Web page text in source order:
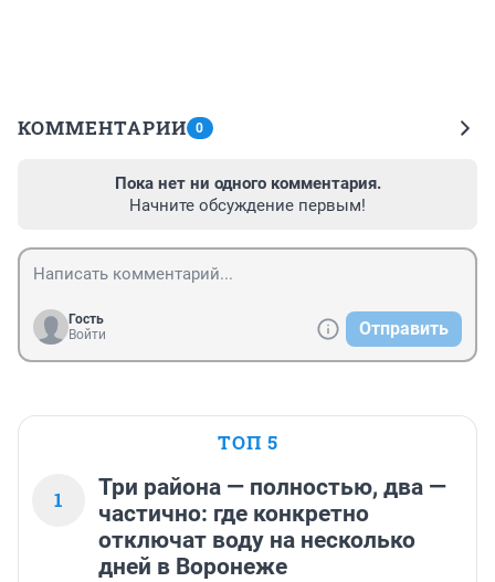
КОММЕНТАРИИ 0
Пока нет ни одного комментария.
Начните обсуждение первым!
Гость
Войти
Отправить
ТОП 5
1
Три района — полностью, два —
частично: где конкретно
отключат воду на несколько
дней в Воронеже